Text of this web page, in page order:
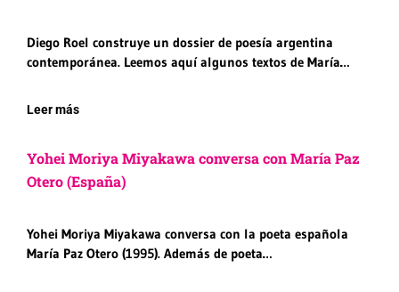
Diego Roel construye un dossier de poesía argentina
contemporánea. Leemos aquí algunos textos de María…
Leer más
Yohei Moriya Miyakawa conversa con María Paz
Otero (España)
Yohei Moriya Miyakawa conversa con la poeta española
María Paz Otero (1995). Además de poeta…